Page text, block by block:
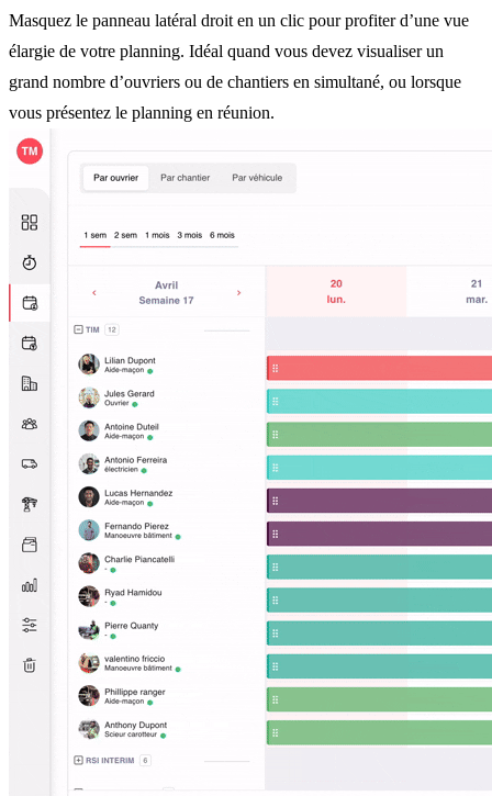
Masquez le panneau latéral droit en un clic pour profiter d’une vue
élargie de votre planning. Idéal quand vous devez visualiser un
grand nombre d’ouvriers ou de chantiers en simultané, ou lorsque
vous présentez le planning en réunion.